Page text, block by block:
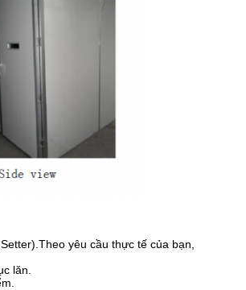
yêu cầu thực tế của bạn,
lăn.